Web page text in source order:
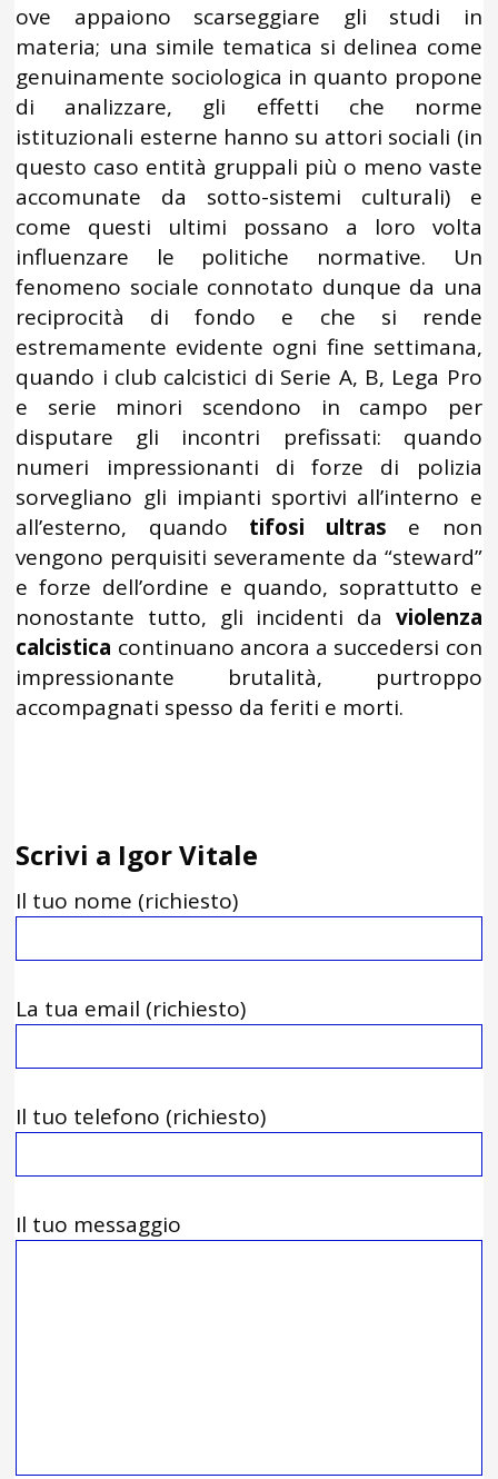
ove appaiono scarseggiare gli studi in
materia; una simile tematica si delinea come
genuinamente sociologica in quanto propone
di analizzare, gli effetti che norme
istituzionali esterne hanno su attori sociali (in
questo caso entità gruppali più o meno vaste
accomunate da sotto-sistemi culturali) e
come questi ultimi possano a loro volta
influenzare le politiche normative. Un
fenomeno sociale connotato dunque da una
reciprocità di fondo e che si rende
estremamente evidente ogni fine settimana,
quando i club calcistici di Serie A, B, Lega Pro
e serie minori scendono in campo per
disputare gli incontri prefissati: quando
numeri impressionanti di forze di polizia
sorvegliano gli impianti sportivi all’interno e
all’esterno, quando tifosi ultras e non
vengono perquisiti severamente da “steward”
e forze dell’ordine e quando, soprattutto e
nonostante tutto, gli incidenti da violenza
calcistica continuano ancora a succedersi con
impressionante brutalità, purtroppo
accompagnati spesso da feriti e morti.
Scrivi a Igor Vitale
Il tuo nome (richiesto)
La tua email (richiesto)
Il tuo telefono (richiesto)
Il tuo messaggio